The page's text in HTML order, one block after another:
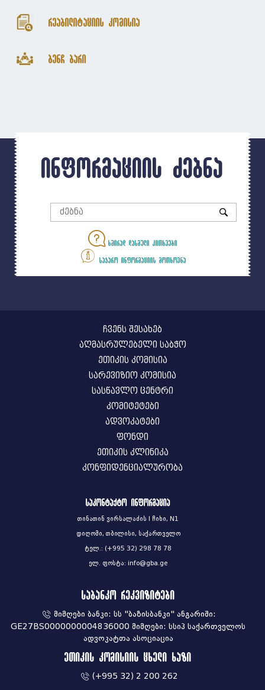
რეაბილიტაციის კომისია
ბენჩ ბარი
ინფორმაციის ძებნა
ხშირად დასმული კითხვები
საჯარო ინფორმაციის მოთხოვნა
ჩვენს შესახებ
აღმასრულებელი საბჭო
ეთიკის კომისია
სარევიზიო კომისია
სასწავლო ცენტრი
კომიტეტები
ადვოკატები
ფონდი
ეთიკის კლინიკა
კონფიდენციალურობა
საკონტაქტო ინფორმაცია
თინათინ ვირსალაძის I ჩიხი, N1
დიღომი, თბილისი, საქართველო
ტელ.: (+995 32) 298 78 78
ელ. ფოსტა: info@gba.ge
საბანკო რეკვიზიტები
მიმღები ბანკი: სს "ბაზისბანკი" ანგარიში:
GE27BS0000000004836000 მიმღები: სსიპ საქართველოს
ადვოკატთა ასოციაცია
ეთიკის კომისიის ცხელი ხაზი
(+995 32) 2 200 262